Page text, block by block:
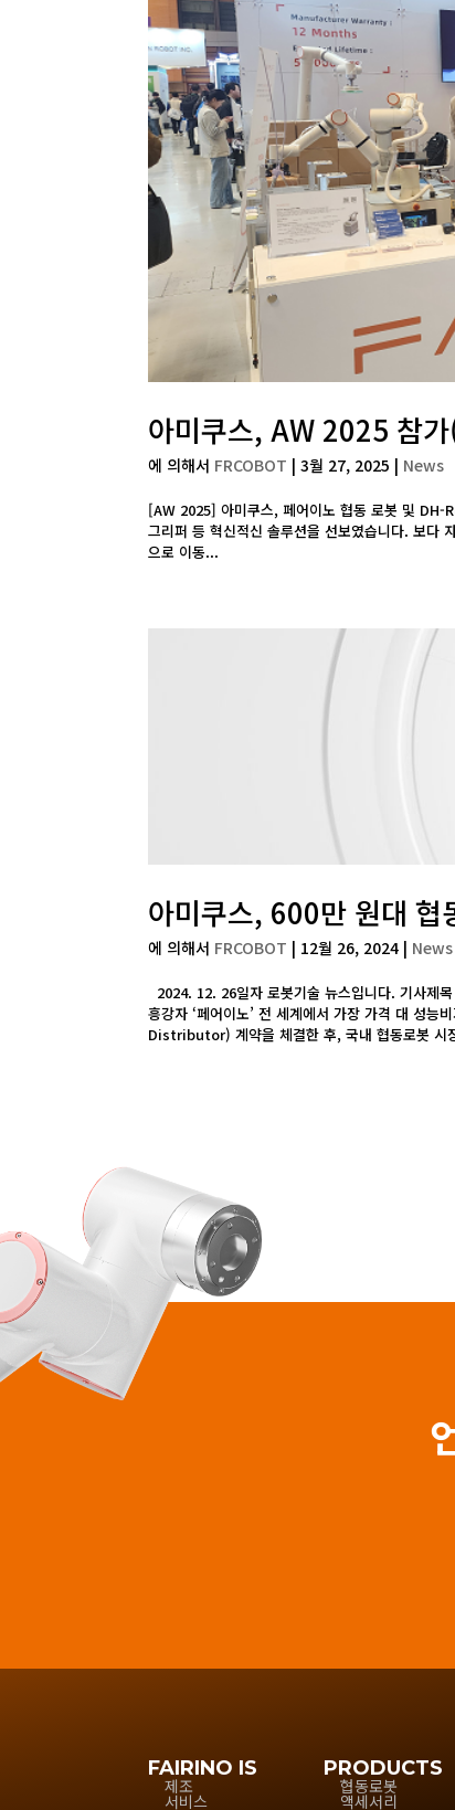
아미쿠스, AW 2025 참
에 의해서 FRCOBOT |3월 27, 2025 | News
[AW 2025] 아미쿠스, 페어이노 협동 로봇 및 DH-
그리퍼 등 혁신적신 솔루션을 선보였습니다. 보다
으로 이동...
아미쿠스, 600만 원대 협
에 의해서 FRCOBOT | 12월 26, 2024 | News
2024. 12. 26일자 로봇기술 뉴스입니다. 기사제
흥강자 ‘페어이노’ 전 세계에서 가장 가격 대 성
Distributor) 계약을 체결한 후, 국내 협동로봇 시
FAIRINO IS
제조
서비스
PRODUCTS
협동로봇
액세서리